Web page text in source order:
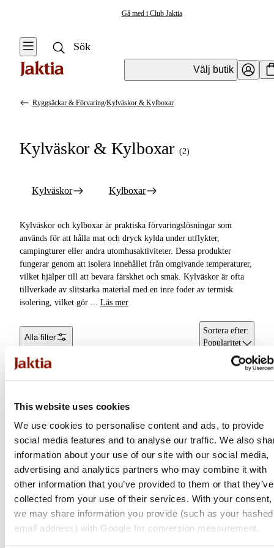
This website uses cookies
We use cookies to personalise content and ads, to provide
social media features and to analyse our traffic. We also
information about your use of our site with our social media,
advertising and analytics partners who may combine it with
other information that you’ve provided to them or that they’ve
collected from your use of their services. With your consent,
we may share information you provide (such as your hashed
email address) with Google for conversion measurement.
Gå med i Club Jaktia
Välj butik
Elektronikfodral
Duffelbags
Ryggsäckar
Övrig Förvaring &
Väskor
Käng- &
Stövelväskor
Kylväskor &
Kylboxar
Förvaringslådor &
Tote bags &
Kylväskor &
Ryggsäckar & Förvaring/Kylväskor & Kylboxar
Kylväskor & Kylboxar (2)
Kylväskor Kylboxar
Kylväskor och kylboxar är praktiska förvaringslösningar som
används för att hålla mat och dryck kylda under utflykter,
campingturer eller andra utomhusaktiviteter. Dessa produkter
fungerar genom att isolera innehållet från omgivande temperaturer,
vilket hjälper till att bevara färskhet och smak. Kylväskor är ofta
tillverkade av slitstarka material med en inre foder av termisk
isolering, vilket gör ... Läs mer
Alla filter
Sortera efter:
Popularitet
Stanley
The Easy-Carry Outdoor
Cooler
Dometic
Cool Ice Ci
Flera varianter